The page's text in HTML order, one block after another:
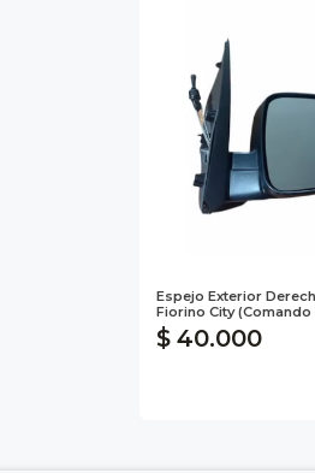
Espejo Exterior
Fiorino City (comando
$ 40.000